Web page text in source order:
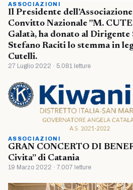
ASSOCIAZIONI
Il Presidente
Convitto Nazionale ”M.
Galatà, ha donato al
Stefano Raciti lo stemma in
Cutelli.
27 Luglio 2022 · 5.081 letture
ASSOCIAZIONI
GRAN CONCERTO DI
Civita” di Catania
19 Marzo 2022 · 7.007 letture